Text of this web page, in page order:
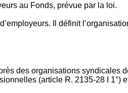
au Fonds, prévue par la loi.
Il définit
des organisations syndicales
(article R. 2135‐28 I 1°)